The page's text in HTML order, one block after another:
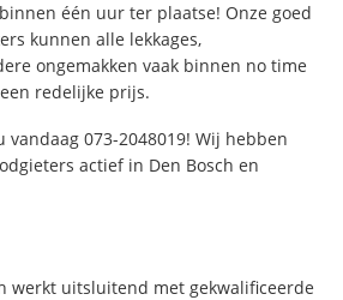
één uur ter plaatse! Onze goed
kunnen alle lekkages,
ongemakken vaak binnen no time
redelijke prijs.
vandaag 073-2048019! Wij hebben
actief in Den Bosch en
werkt uitsluitend met gekwalificeerde